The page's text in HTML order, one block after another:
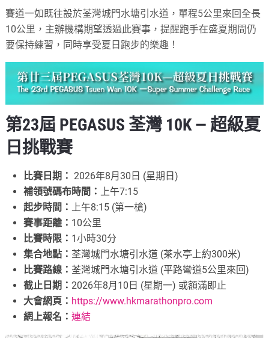
賽道一如既往設於荃灣城門水塘引水道，單程5公里來回全長
10公里，主辦機構期望透過此賽事，提醒跑手在盛夏期間仍
要保持練習，同時享受夏日跑步的樂趣！
第23屆 PEGASUS 荃灣 10K — 超級夏
日挑戰賽
比賽日期： 2026年8月30日 (星期日)
補領號碼布時間： 上午7:15
起步時間： 上午8:15 (第一槍)
賽事距離： 10公里
比賽時限： 1小時30分
集合地點： 荃灣城門水塘引水道 (茶水亭上約300米)
比賽路線： 荃灣城門水塘引水道 (平路彎道5公里來回)
截止日期： 2026年8月10日 (星期一) 或額滿即止
大會網頁： https://www.hkmarathonpro.com
網上報名：連結